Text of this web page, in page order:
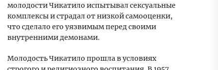
молодости Чикатило испытывал сексуальные
комплексы и страдал от низкой самооценки,
что сделало его уязвимым перед своими
внутренними демонами.
Молодость Чикатило прошла в условиях